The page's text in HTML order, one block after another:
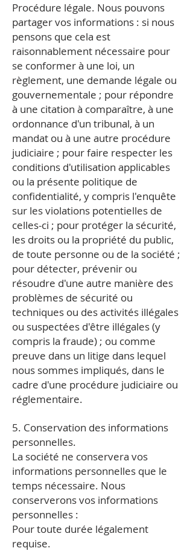
Procédure légale. Nous pouvons
partager vos informations : si nous
pensons que cela est
raisonnablement nécessaire pour
se conformer à une loi, un
règlement, une demande légale ou
gouvernementale ; pour répondre
à une citation à comparaître, à une
ordonnance d'un tribunal, à un
mandat ou à une autre procédure
judiciaire ; pour faire respecter les
conditions d'utilisation applicables
ou la présente politique de
confidentialité, y compris l'enquête
sur les violations potentielles de
celles-ci ; pour protéger la sécurité,
les droits ou la propriété du public,
de toute personne ou de la société ;
pour détecter, prévenir ou
résoudre d'une autre manière des
problèmes de sécurité ou
techniques ou des activités illégales
ou suspectées d'être illégales (y
compris la fraude) ; ou comme
preuve dans un litige dans lequel
nous sommes impliqués, dans le
cadre d'une procédure judiciaire ou
réglementaire.
5. Conservation des informations
personnelles.
La société ne conservera vos
informations personnelles que le
temps nécessaire. Nous
conserverons vos informations
personnelles :
Pour toute durée légalement
requise.